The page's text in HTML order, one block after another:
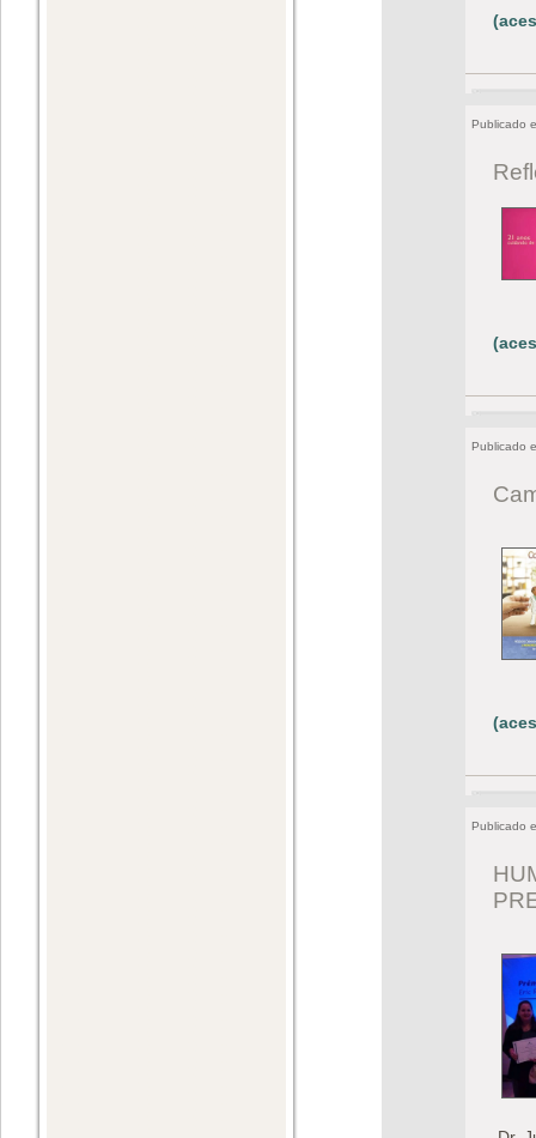
Publicado
Publicado
Publicado